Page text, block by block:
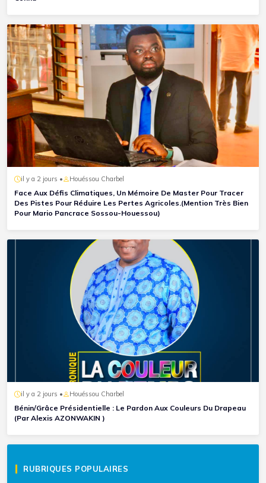
il y a 2 jours • Houéssou Charbel
Face Aux Défis Climatiques, Un Mémoire De Master Pour Tracer
Des Pistes Pour Réduire Les Pertes Agricoles.(Mention Très Bien
Pour Mario Pancrace Sossou-Houessou)
il y a 2 jours • Houéssou Charbel
Bénin/Grâce Présidentielle : Le Pardon Aux Couleurs Du Drapeau
(Par Alexis AZONWAKIN )
RUBRIQUES POPULAIRES